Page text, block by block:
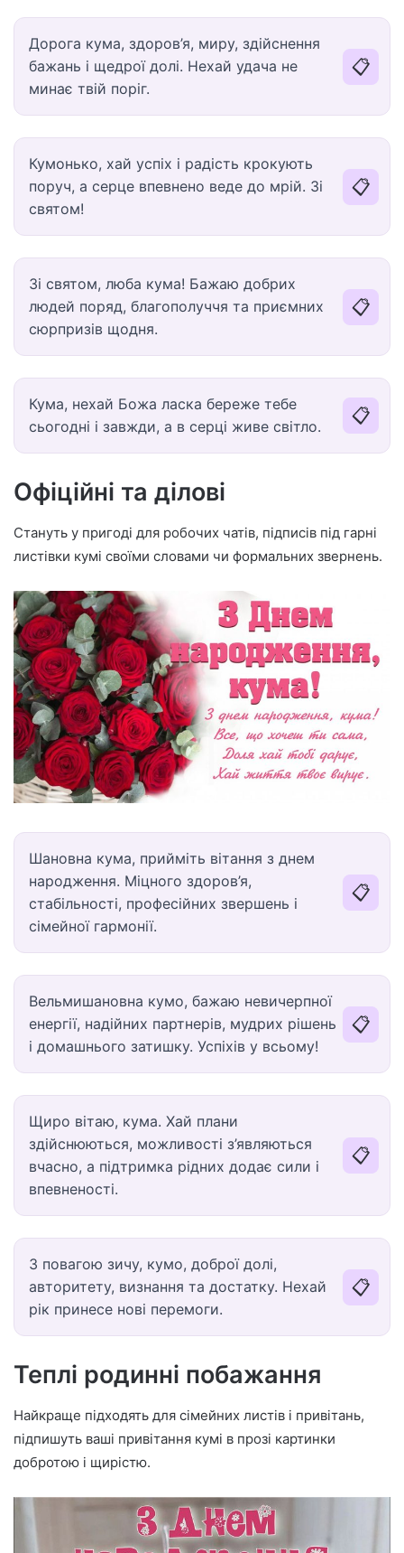
Дорога кума, здоров’я, миру, здійснення
бажань і щедрої долі. Нехай удача не
минає твій поріг.
📋
Кумонько, хай успіх і радість крокують
поруч, а серце впевнено веде до мрій. Зі
святом!
📋
Зі святом, люба кума! Бажаю добрих
людей поряд, благополуччя та приємних
сюрпризів щодня.
📋
Кума, нехай Божа ласка береже тебе
сьогодні і завжди, а в серці живе світло.
📋
Офіційні та ділові
Стануть у пригоді для робочих чатів, підписів під гарні
листівки кумі своїми словами чи формальних звернень.
Шановна кума, прийміть вітання з днем
народження. Міцного здоров’я,
стабільності, професійних звершень і
сімейної гармонії.
📋
Вельмишановна кумо, бажаю невичерпної
енергії, надійних партнерів, мудрих рішень
і домашнього затишку. Успіхів у всьому!
📋
Щиро вітаю, кума. Хай плани
здійснюються, можливості з’являються
вчасно, а підтримка рідних додає сили і
впевненості.
📋
З повагою зичу, кумо, доброї долі,
авторитету, визнання та достатку. Нехай
рік принесе нові перемоги.
📋
Теплі родинні побажання
Найкраще підходять для сімейних листів і привітань,
підпишуть ваші привітання кумі в прозі картинки
добротою і щирістю.